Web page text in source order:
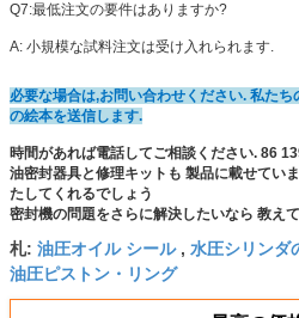
Q7:最低注文の要件はありますか?
A: 小規模な試料注文は受け入れられます.
必要な場合は,お問い合わせください. 私た
の絵本を送信します.
時間があれば電話してご相談ください. 86
油密封器具と修理キットも 製品に載せてい
たしてくれるでしょう
密封機の問題をさらに解決したいなら 教え
札: 油圧オイル シール, 水圧シリンダ
油圧ピストン・リング